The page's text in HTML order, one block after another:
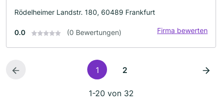
Rödelheimer Landstr. 180, 60489 Frankfurt
0.0 (0 Bewertungen) Firma bewerten
1 2
1-20 von 32